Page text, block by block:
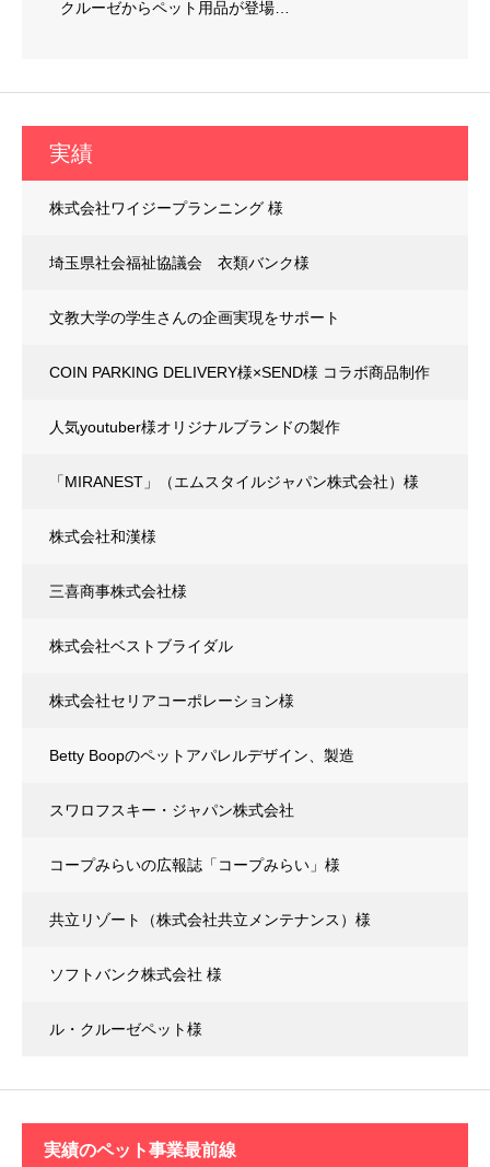
クルーゼからペット用品が登場…
実績
株式会社ワイジープランニング 様
埼玉県社会福祉協議会 衣類バンク様
文教大学の学生さんの企画実現をサポート
COIN PARKING DELIVERY様×SEND様 コラボ商品制作
人気youtuber様オリジナルブランドの製作
「MIRANEST」（エムスタイルジャパン株式会社）様
株式会社和漢様
三喜商事株式会社様
株式会社ベストブライダル
株式会社セリアコーポレーション様
Betty Boopのペットアパレルデザイン、製造
スワロフスキー・ジャパン株式会社
コープみらいの広報誌「コープみらい」様
共立リゾート（株式会社共立メンテナンス）様
ソフトバンク株式会社 様
ル・クルーゼペット様
実績のペット事業最前線